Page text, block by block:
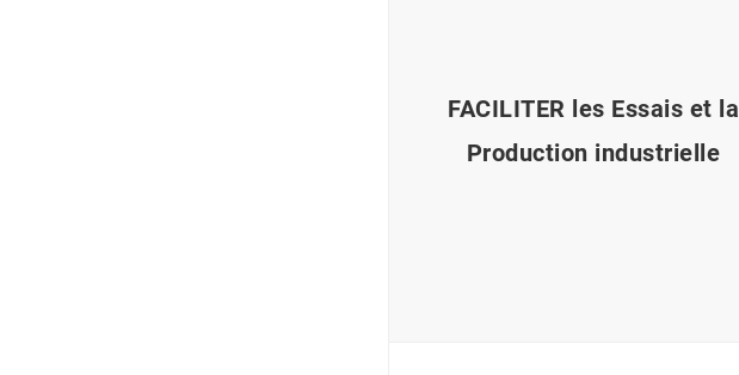
FACILITER les Essais et la
Production industrielle